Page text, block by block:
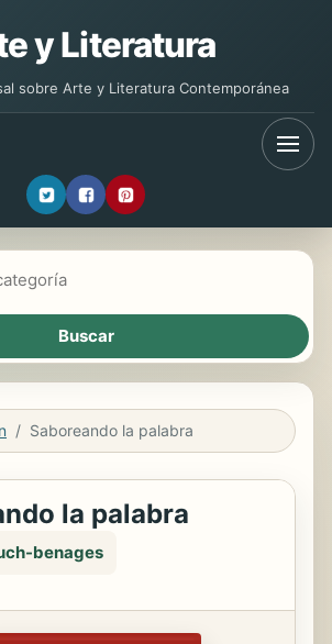
y Literatura
sobre Arte y Literatura Contemporánea
Saboreando la palabra
la palabra
benages